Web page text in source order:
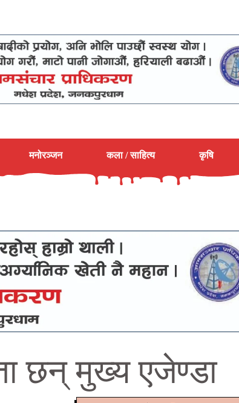
मनोरञ्जन कला / साहित्य कृषि
छन् मुख्य एजेण्डा